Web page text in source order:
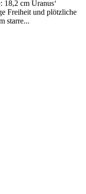
18,2 cm Uranus‘
Freiheit und plötzliche
starre...